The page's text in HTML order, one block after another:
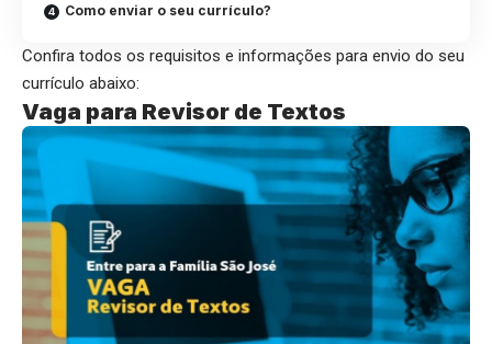
Como enviar o seu currículo?
Confira todos os requisitos e informações para envio do seu
currículo abaixo:
Vaga para Revisor de Textos